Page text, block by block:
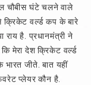
चौबीस घंटे चलने वाले
क्रिकेट वर्ल्ड कप के बारे
राय है. प्रधानमंत्री ने
मेरा देश क्रिकेट वर्ल्ड
भारत जीते. बात यहीं
प्लेयर कौन है.